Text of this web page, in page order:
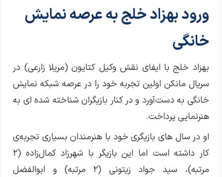
ورود بهزاد خلج به عرصه نمایش
خانگی
بهزاد خلج با ایفای نقش وکیل کتایون (مریلا زارعی) در
سریال مانکن اولین تجربه خود را در عرصه شبکه نمایش
خانگی به دست‌آورد و در کنار بازیگران شناخته شده ای به
هنرنمایی پرداخت.
او در سال های بازیگری خود با هنرمندان بسیاری تجربه‌ی
کار داشته است اما این بازیگر با شهرزاد کمال‌زاده (۲
مرتبه)، سید جواد زیتونی (۲ مرتبه) و ابوالفضل